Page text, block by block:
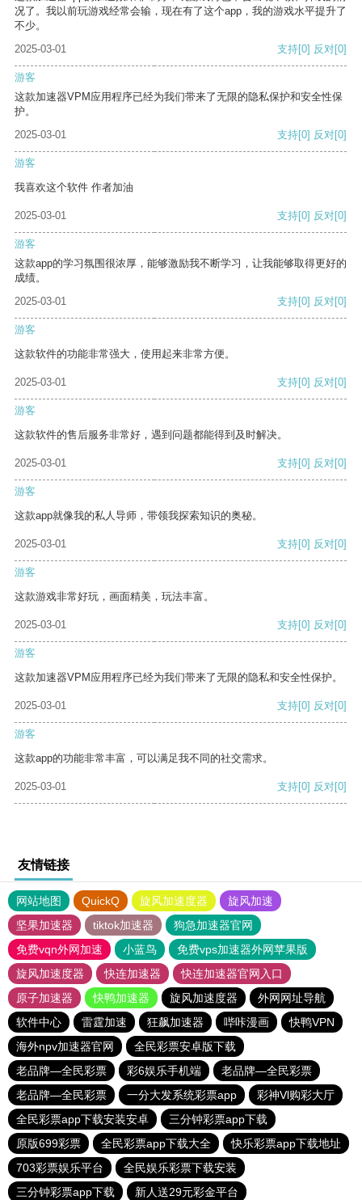
况了。我以前玩游戏经常会输，现在有了这个app，我的游戏水平提升了
不少。
2025-03-01
支持[0] 反对[0]
游客
这款加速器VPM应用程序已经为我们带来了无限的隐私保护和安全性保
护。
2025-03-01
支持[0] 反对[0]
游客
我喜欢这个软件 作者加油
2025-03-01 支持[0] 反对[0]
游客
这款app的学习氛围很浓厚，能够激励我不断学习，让我能够取得更好的
成绩。
2025-03-01
支持[0] 反对[0]
游客
这款软件的功能非常强大，使用起来非常方便。
2025-03-01 支持[0] 反对[0]
游客
这款软件的售后服务非常好，遇到问题都能得到及时解决。
2025-03-01 支持[0] 反对[0]
游客
这款app就像我的私人导师，带领我探索知识的奥秘。
2025-03-01 支持[0] 反对[0]
游客
这款游戏非常好玩，画面精美，玩法丰富。
2025-03-01 支持[0] 反对[0]
游客
这款加速器VPM应用程序已经为我们带来了无限的隐私和安全性保护。
2025-03-01 支持[0] 反对[0]
游客
这款app的功能非常丰富，可以满足我不同的社交需求。
2025-03-01 支持[0] 反对[0]
友情链接
网站地图 QuickQ 旋风加速度器
旋风加速
坚果加速器
tiktok加速器
狗急加速器官网
免费vqn外网加速
小蓝鸟
免费vps加速器外网苹果版
旋风加速度器
快连加速器
快连加速器官网入口
原子加速器
快鸭加速器 旋风加速度器
外网网址导航
软件中心
雷霆加速 狂飙加速器 哔咔漫画
快鸭VPN
海外npv加速器官网
全民彩票安卓版下载
老品牌—全民彩票
彩6娱乐手机端
老品牌—全民彩票
老品牌—全民彩票
一分大发系统彩票app
彩神Vl购彩大厅
全民彩票app下载安装安卓
三分钟彩票app下载
原版699彩票
全民彩票app下载大全
快乐彩票app下载地址
703彩票娱乐平台
全民娱乐彩票下载安装
三分钟彩票app下载
新人送29元彩金平台